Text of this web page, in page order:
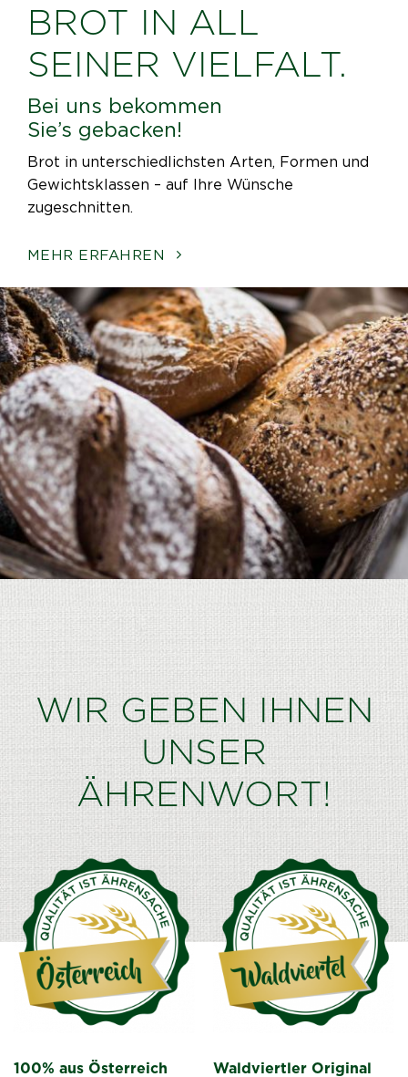
BROT IN ALL
SEINER VIELFALT.
Bei uns bekommen
Sie’s gebacken!
Brot in unterschiedlichsten Arten, Formen und
Gewichtsklassen – auf Ihre Wünsche
zugeschnitten.
MEHR ERFAHREN
WIR GEBEN IHNEN
UNSER
ÄHRENWORT!
100% aus Österreich
Waldviertler Original